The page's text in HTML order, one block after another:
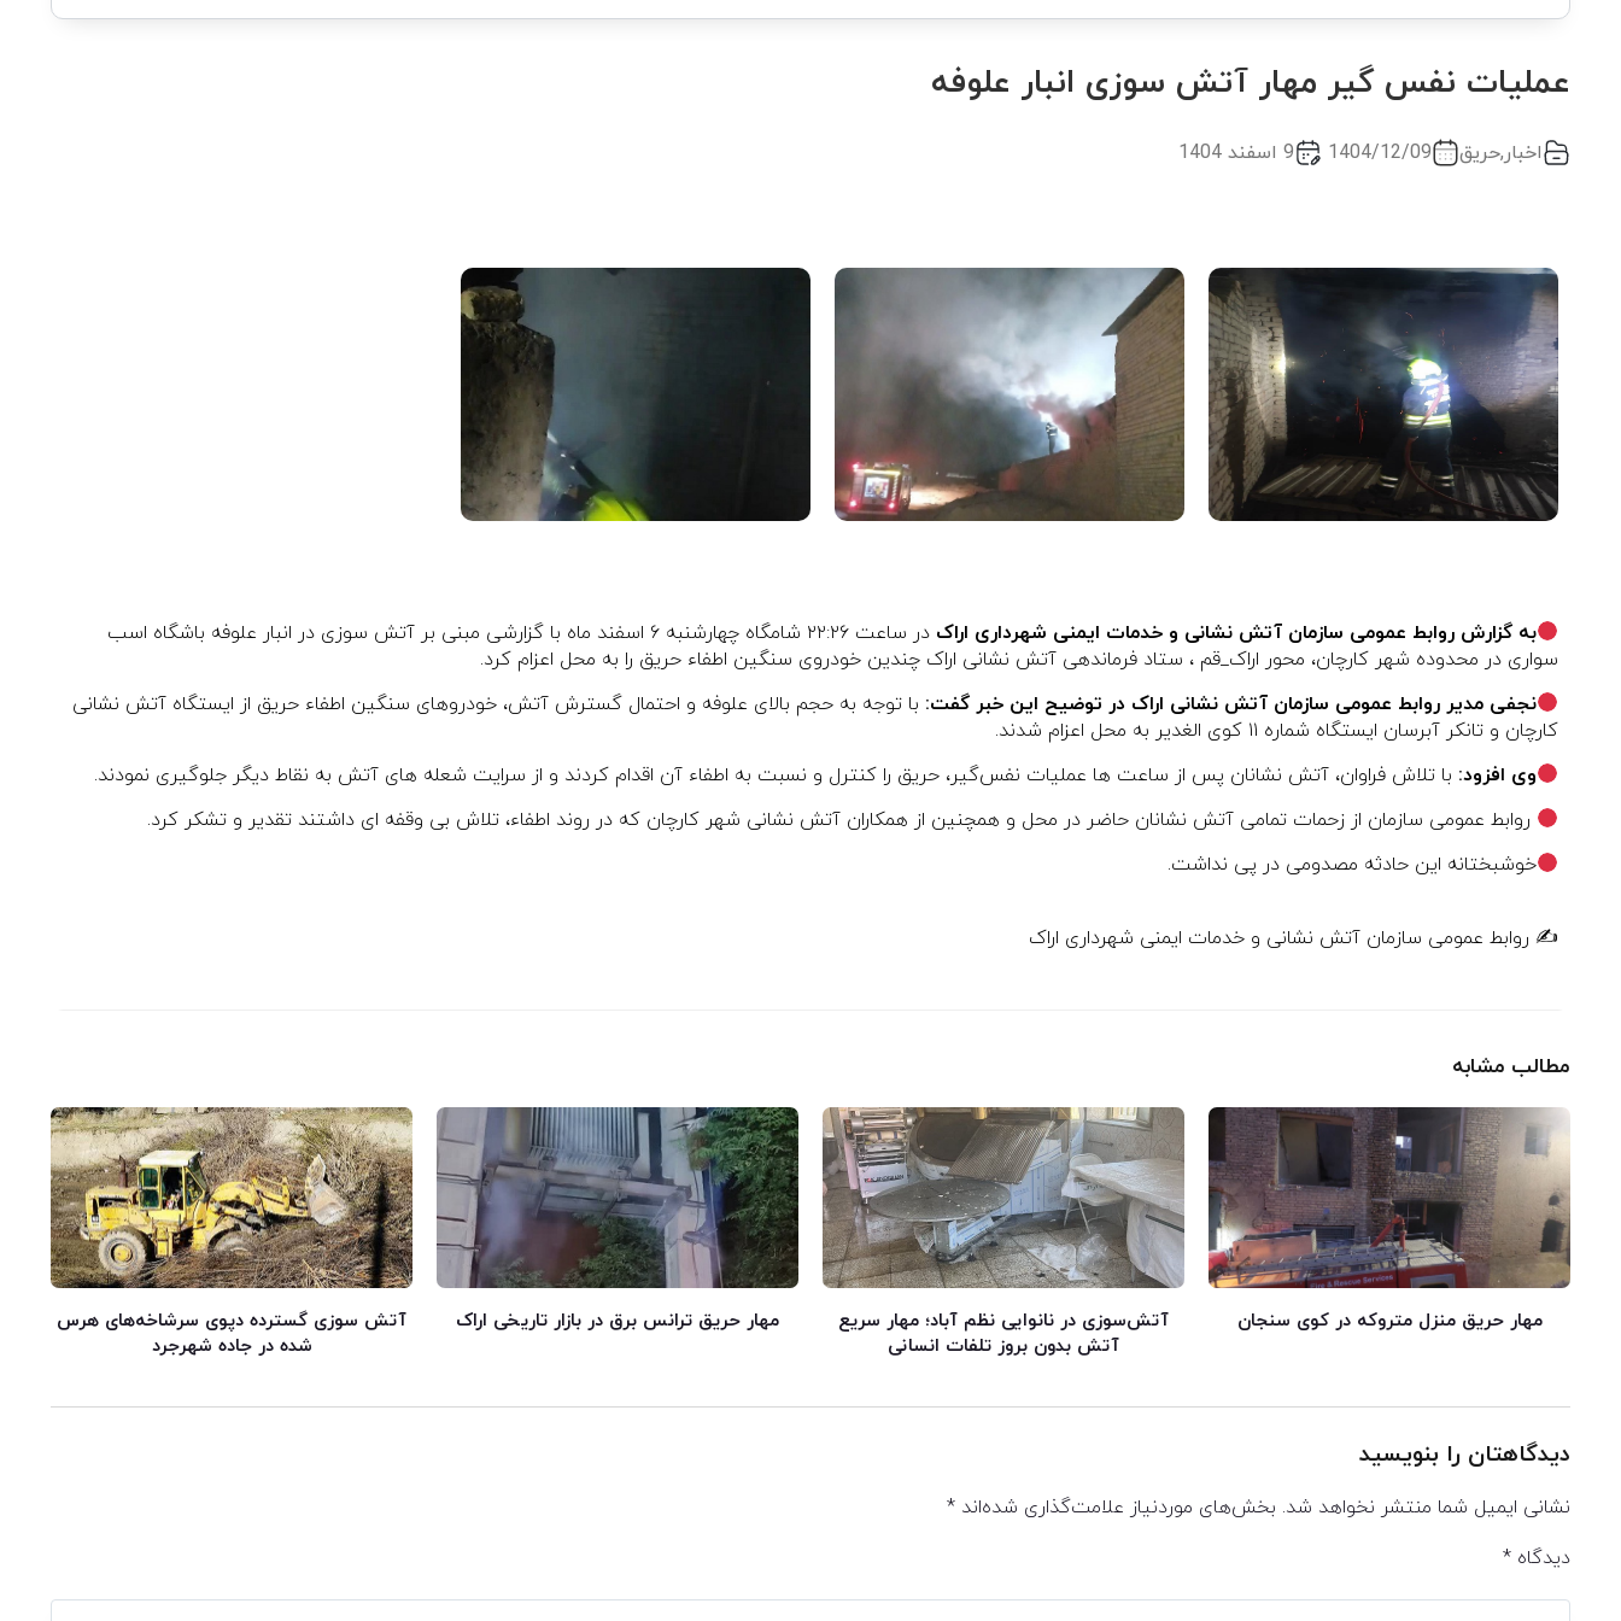
عملیات نفس گیر مهار آتش سوزی انبار علوفه
اخبار,حریق 1404/12/09 9 اسفند 1404
به گزارش روابط عمومی سازمان آتش نشانی و خدمات ایمنی شهرداری اراک
در ساعت ۲۲:۲۶ شامگاه چهارشنبه ۶ اسفند ماه با گزارشی مبنی بر آتش سوزی در انبار علوفه باشگاه اسب
سواری در محدوده شهر کارچان، محور اراک_قم ، ستاد فرماندهی آتش نشانی اراک چندین خودروی سنگین اطفاء حریق را به محل اعزام کرد.
نجفی مدیر روابط عمومی سازمان آتش نشانی اراک در توضیح این خبر گفت: با توجه به حجم بالای علوفه و احتمال گسترش آتش، خودروهای سنگین اطفاء حریق از ایستگاه‌ آتش نشانی
کارچان و تانکر آبرسان ایستگاه شماره ۱۱ کوی الغدیر به محل اعزام شدند.
وی افزود: با تلاش فراوان، آتش نشانان پس از ساعت ها عملیات نفس‌گیر، حریق را کنترل و نسبت به اطفاء آن اقدام کردند و از سرایت شعله های آتش به نقاط دیگر جلوگیری نمودند.
روابط عمومی سازمان از زحمات تمامی آتش نشانان حاضر در محل و همچنین از همکاران آتش نشانی شهر کارچان که در روند اطفاء، تلاش بی وقفه ای داشتند تقدیر و تشکر کرد.
خوشبختانه این حادثه مصدومی در پی نداشت.
✍️ روابط عمومی سازمان آتش نشانی و خدمات ایمنی شهرداری اراک
مطالب مشابه
مهار حریق منزل متروکه در کوی سنجان
آتش‌سوزی در نانوایی نظم آباد؛ مهار سریع
آتش بدون بروز تلفات انسانی
مهار حریق ترانس برق در بازار تاریخی اراک
آتش سوزی گسترده دپوی سرشاخه‌های هرس
شده در جاده شهرجرد
دیدگاهتان را بنویسید
نشانی ایمیل شما منتشر نخواهد شد. بخش‌های موردنیاز علامت‌گذاری شده‌اند *
دیدگاه *